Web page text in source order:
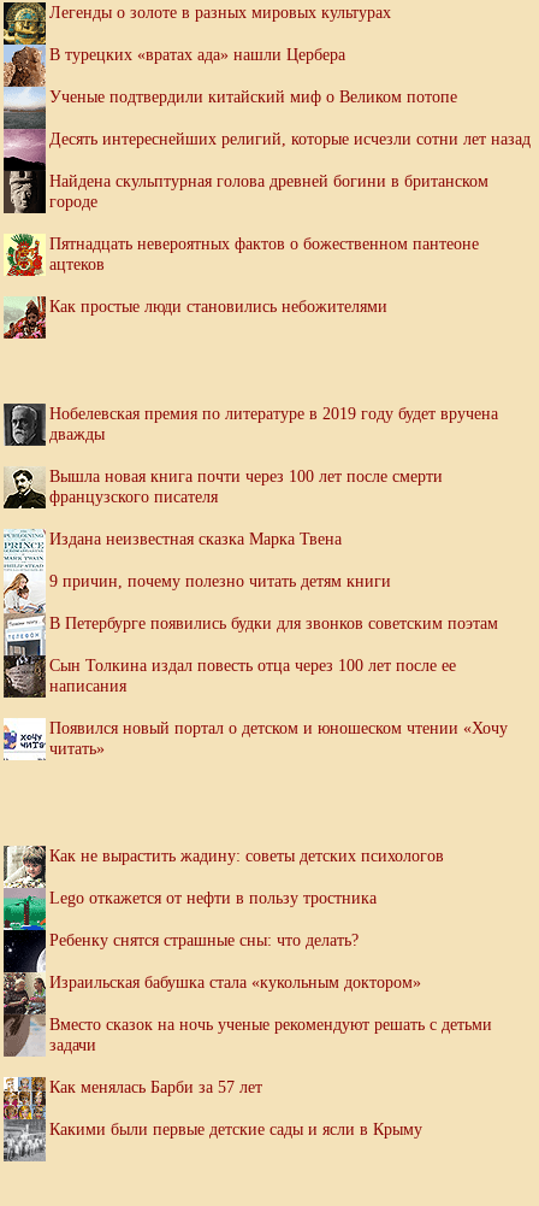
Легенды о золоте в разных мировых культурах
В турецких «вратах ада» нашли Цербера
Ученые подтвердили китайский миф о Великом потопе
Десять интереснейших религий, которые исчезли сотни лет назад
Найдена скульптурная голова древней богини в британском
городе
Пятнадцать невероятных фактов о божественном пантеоне
ацтеков
Как простые люди становились небожителями
Нобелевская премия по литературе в 2019 году будет вручена
дважды
Вышла новая книга почти через 100 лет после смерти
французского писателя
Издана неизвестная сказка Марка Твена
9 причин, почему полезно читать детям книги
В Петербурге появились будки для звонков советским поэтам
Сын Толкина издал повесть отца через 100 лет после ее
написания
Появился новый портал о детском и юношеском чтении «Хочу
читать»
Как не вырастить жадину: советы детских психологов
Lego откажется от нефти в пользу тростника
Ребенку снятся страшные сны: что делать?
Израильская бабушка стала «кукольным доктором»
Вместо сказок на ночь ученые рекомендуют решать с детьми
задачи
Как менялась Барби за 57 лет
Какими были первые детские сады и ясли в Крыму